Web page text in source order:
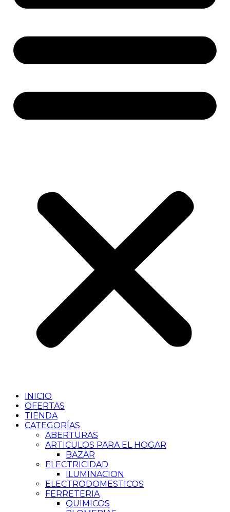
INICIO
OFERTAS
TIENDA
CATEGORÍAS
ABERTURAS
ARTICULOS PARA EL HOGAR
BAZAR
ELECTRICIDAD
ILUMINACION
ELECTRODOMESTICOS
FERRETERIA
QUIMICOS